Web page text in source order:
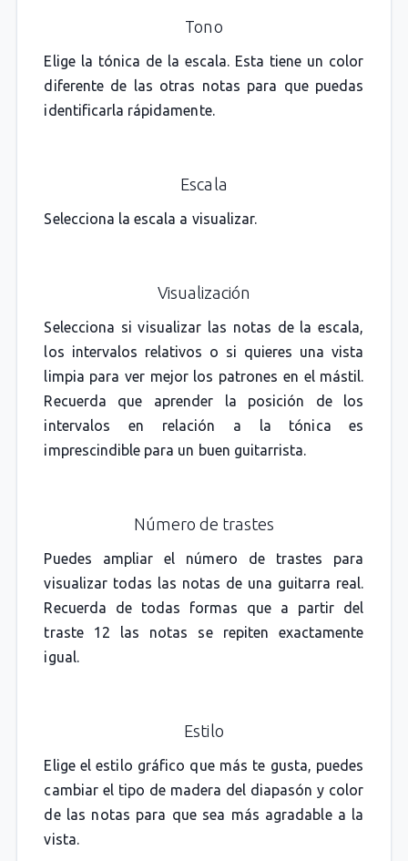
Tono
Elige la tónica de la escala. Esta tiene un color
diferente de las otras notas para que puedas
identificarla rápidamente.
Escala
Selecciona la escala a visualizar.
Visualización
Selecciona si visualizar las notas de la escala,
los intervalos relativos o si quieres una vista
limpia para ver mejor los patrones en el mástil.
Recuerda que aprender la posición de los
intervalos en relación a la tónica es
imprescindible para un buen guitarrista.
Número de trastes
Puedes ampliar el número de trastes para
visualizar todas las notas de una guitarra real.
Recuerda de todas formas que a partir del
traste 12 las notas se repiten exactamente
igual.
Estilo
Elige el estilo gráfico que más te gusta, puedes
cambiar el tipo de madera del diapasón y color
de las notas para que sea más agradable a la
vista.